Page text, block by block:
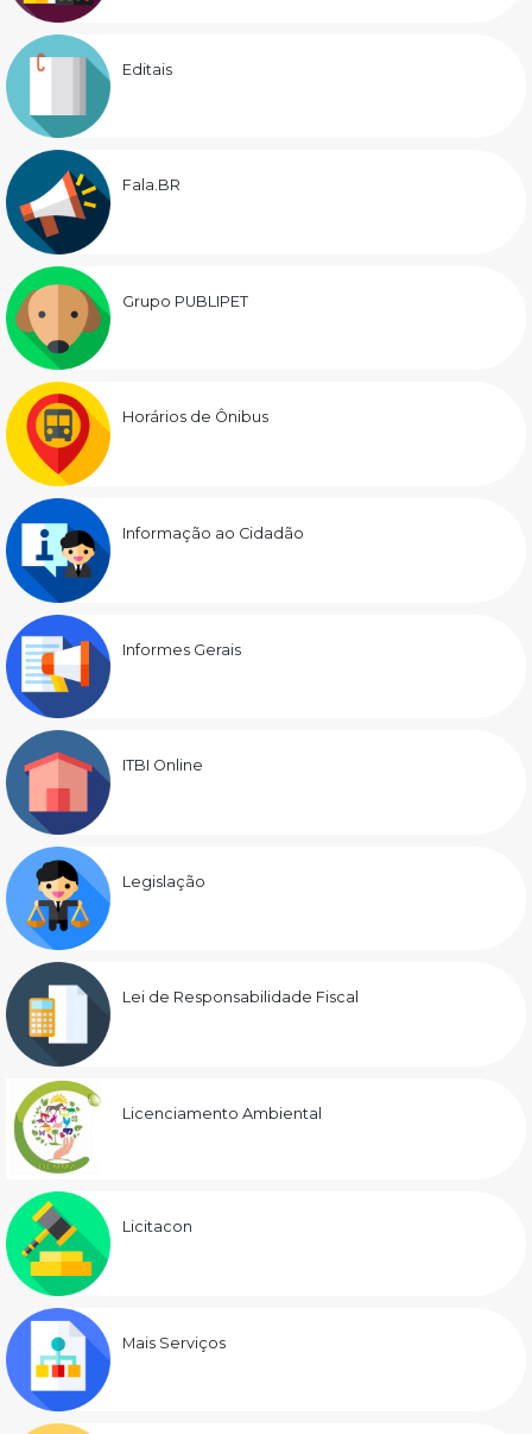
Editais
Fala.BR
Grupo PUBLIPET
Horários de Ônibus
Informação ao Cidadão
Informes Gerais
ITBI Online
Legislação
Lei de Responsabilidade Fiscal
Licenciamento Ambiental
Licitacon
Mais Serviços